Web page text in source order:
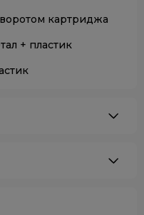
картриджа
+ пластик